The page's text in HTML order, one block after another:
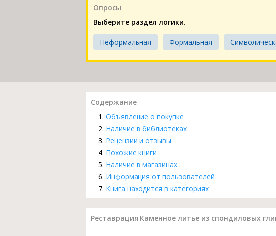
Опросы
Выберите раздел логики.
Неформальная Формальная
Содержание
Объявление о покупке
Наличие в библиотеках
Рецензии и отзывы
Похожие книги
Наличие в магазинах
Информация от пользователей
Книга находится в категориях
Реставрация Каменное литье из спондиловых